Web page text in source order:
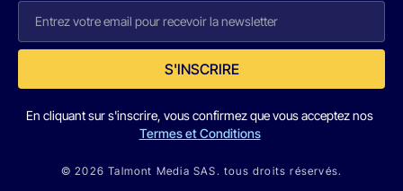
S'INSCRIRE
En cliquant sur s'inscrire, vous confirmez que vous acceptez nos
Termes et Conditions
© 2026 Talmont Media SAS. tous droits réservés.